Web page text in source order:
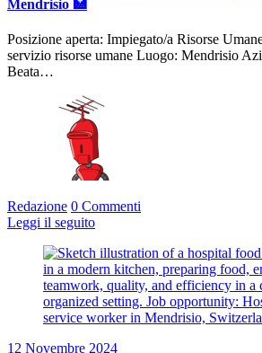
Mendrisio 🏥
Posizione aperta: Impiegato/a Risorse
servizio risorse umane Luogo: Mendrisio
Beata…
Redazione 0 Commenti
Leggi il seguito
12 Novembre 2024